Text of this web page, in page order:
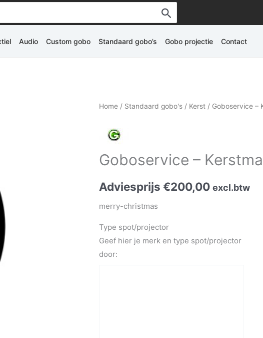
Audio Custom gobo Standaard gobo’s Gobo projectie Contact
Home / Standaard gobo's / Kerst / Goboservice –
Goboservice –
Adviesprijs€200,00 excl.btw
merry-christmas
Type spot/projector
Geef hier je merk en type spot/projector
door: